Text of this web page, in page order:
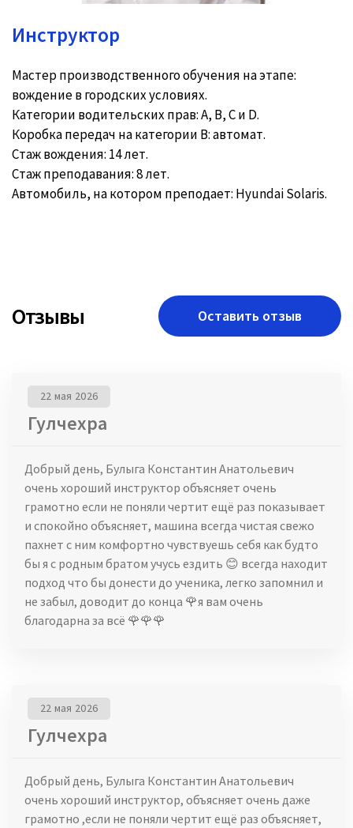
Инструктор
Мастер производственного обучения на этапе:
вождение в городских условиях.
Категории водительских прав: A, B, C и D.
Коробка передач на категории В: автомат.
Стаж вождения: 14 лет.
Стаж преподавания: 8 лет.
Автомобиль, на котором преподает: Hyundai Solaris.
Отзывы Оставить отзыв
Гулчехра
22 мая 2026
Добрый день, Булыга Константин Анатольевич
очень хороший инструктор объясняет очень
грамотно если не поняли чертит ещё раз показывает
и спокойно объясняет, машина всегда чистая свежо
пахнет с ним комфортно чувствуешь себя как будто
бы я с родным братом учусь ездить 😊 всегда находит
подход что бы донести до ученика, легко запомнил и
не забыл, доводит до конца 🌹я вам очень
благодарна за всё 🌹🌹🌹
Гулчехра
22 мая 2026
Добрый день, Булыга Константин Анатольевич
очень хороший инструктор, объясняет очень даже
грамотно ,если не поняли чертит ещё раз объясняет,